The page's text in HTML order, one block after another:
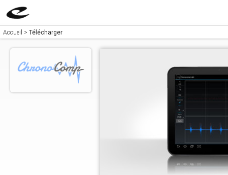
Accueil > Télécharger